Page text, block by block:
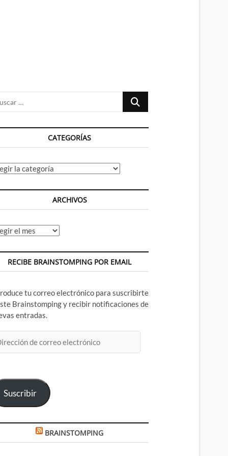
Buscar
CATEGORÍAS
ARCHIVOS
RECIBE BRAINSTOMPING POR EMAIL
tu correo electrónico para suscribirte
Brainstomping y recibir notificaciones de
entradas.
Suscribir
BRAINSTOMPING